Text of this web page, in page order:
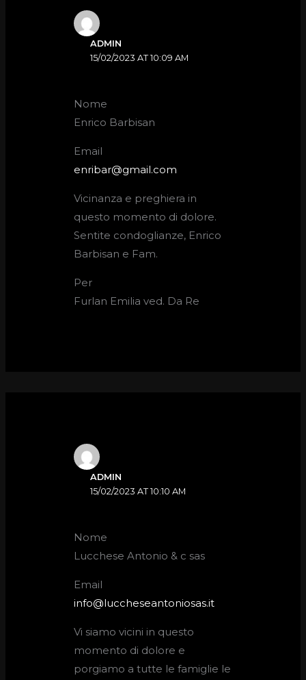
ADMIN
15/02/2023 AT 10:09 AM
Nome
Enrico Barbisan
Email
enribar@gmail.com
Vicinanza e preghiera in
questo momento di dolore.
Sentite condoglianze, Enrico
Barbisan e Fam.
Per
Furlan Emilia ved. Da Re
ADMIN
15/02/2023 AT 10:10 AM
Nome
Lucchese Antonio & c sas
Email
info@luccheseantoniosas.it
Vi siamo vicini in questo
momento di dolore e
porgiamo a tutte le famiglie le